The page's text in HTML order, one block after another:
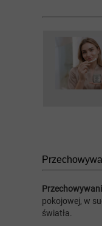
pokojowej, w
światła.